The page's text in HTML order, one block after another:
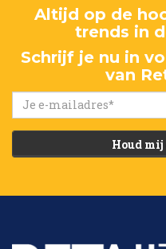
Altijd op de
trends in
Schrijf je nu in
van
Houd mij